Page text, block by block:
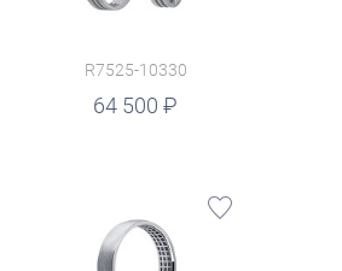
R7525-10330
64 500
руб.